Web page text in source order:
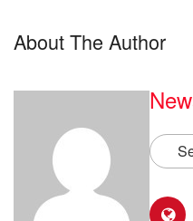
About The Author